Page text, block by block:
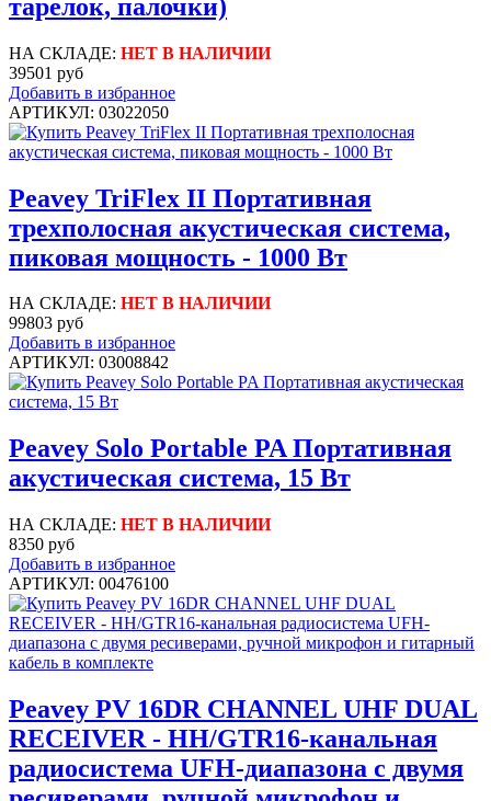
тарелок, палочки)
НА СКЛАДЕ: НЕТ В НАЛИЧИИ
39501 руб
Добавить в избранное
АРТИКУЛ: 03022050
Peavey TriFlex II Портативная
трехполосная акустическая система,
пиковая мощность - 1000 Вт
НА СКЛАДЕ: НЕТ В НАЛИЧИИ
99803 руб
Добавить в избранное
АРТИКУЛ: 03008842
Peavey Solo Portable PA Портативная
акустическая система, 15 Вт
НА СКЛАДЕ: НЕТ В НАЛИЧИИ
8350 руб
Добавить в избранное
АРТИКУЛ: 00476100
Peavey PV 16DR CHANNEL UHF DUAL
RECEIVER - HH/GTR16-канальная
радиосистема UFH-диапазона с двумя